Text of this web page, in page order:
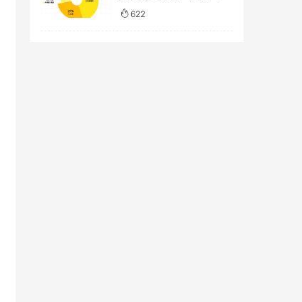
潮
622